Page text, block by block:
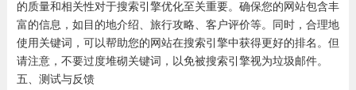
的质量和相关性对于搜索引擎优化至关重要。确保您的网站包含丰
富的信息，如目的地介绍、旅行攻略、客户评价等。同时，合理地
使用关键词，可以帮助您的网站在搜索引擎中获得更好的排名。但
请注意，不要过度堆砌关键词，以免被搜索引擎视为垃圾邮件。
五、测试与反馈